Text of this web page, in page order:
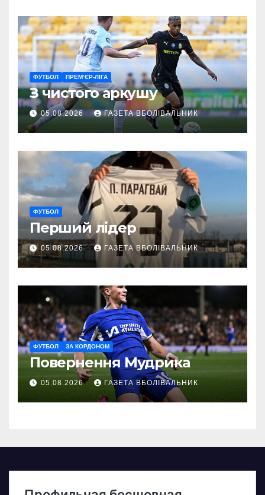
ФУТБОЛ ПРЕМ’ЄР-ЛІГА
З чистого аркушу
05.08.2026 ГАЗЕТА ВБОЛІВАЛЬНИК
ФУТБОЛ
Перший лідер
05.08.2026 ГАЗЕТА ВБОЛІВАЛЬНИК
ФУТБОЛ ЗА КОРДОНОМ
Повернення Мудрика
05.08.2026 ГАЗЕТА ВБОЛІВАЛЬНИК